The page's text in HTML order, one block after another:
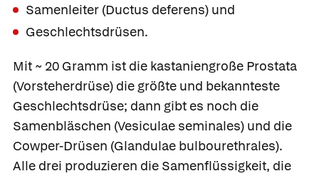
Samenleiter (Ductus deferens) und
Geschlechtsdrüsen.
Mit ~ 20 Gramm ist die kastaniengroße Prostata
(Vorsteherdrüse) die größte und bekannteste
Geschlechtsdrüse; dann gibt es noch die
Samenbläschen (Vesiculae seminales) und die
Cowper-Drüsen (Glandulae bulbourethrales).
Alle drei produzieren die Samenflüssigkeit, die